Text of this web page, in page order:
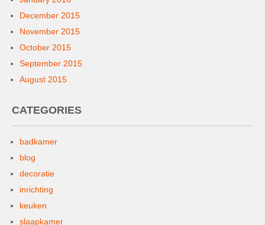
December 2015
November 2015
October 2015
September 2015
August 2015
CATEGORIES
badkamer
blog
decoratie
inrichting
keuken
slaapkamer